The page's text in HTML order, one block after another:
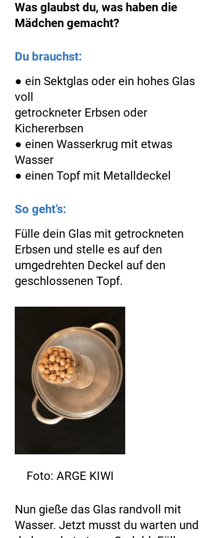
Was glaubst du, was haben die
Mädchen gemacht?
Du brauchst:
● ein Sektglas oder ein hohes Glas
voll
getrockneter Erbsen oder
Kichererbsen
● einen Wasserkrug mit etwas
Wasser
● einen Topf mit Metalldeckel
So geht’s:
Fülle dein Glas mit getrockneten
Erbsen und stelle es auf den
umgedrehten Deckel auf den
geschlossenen Topf.
Foto: ARGE KIWI
Nun gieße das Glas randvoll mit
Wasser. Jetzt musst du warten und